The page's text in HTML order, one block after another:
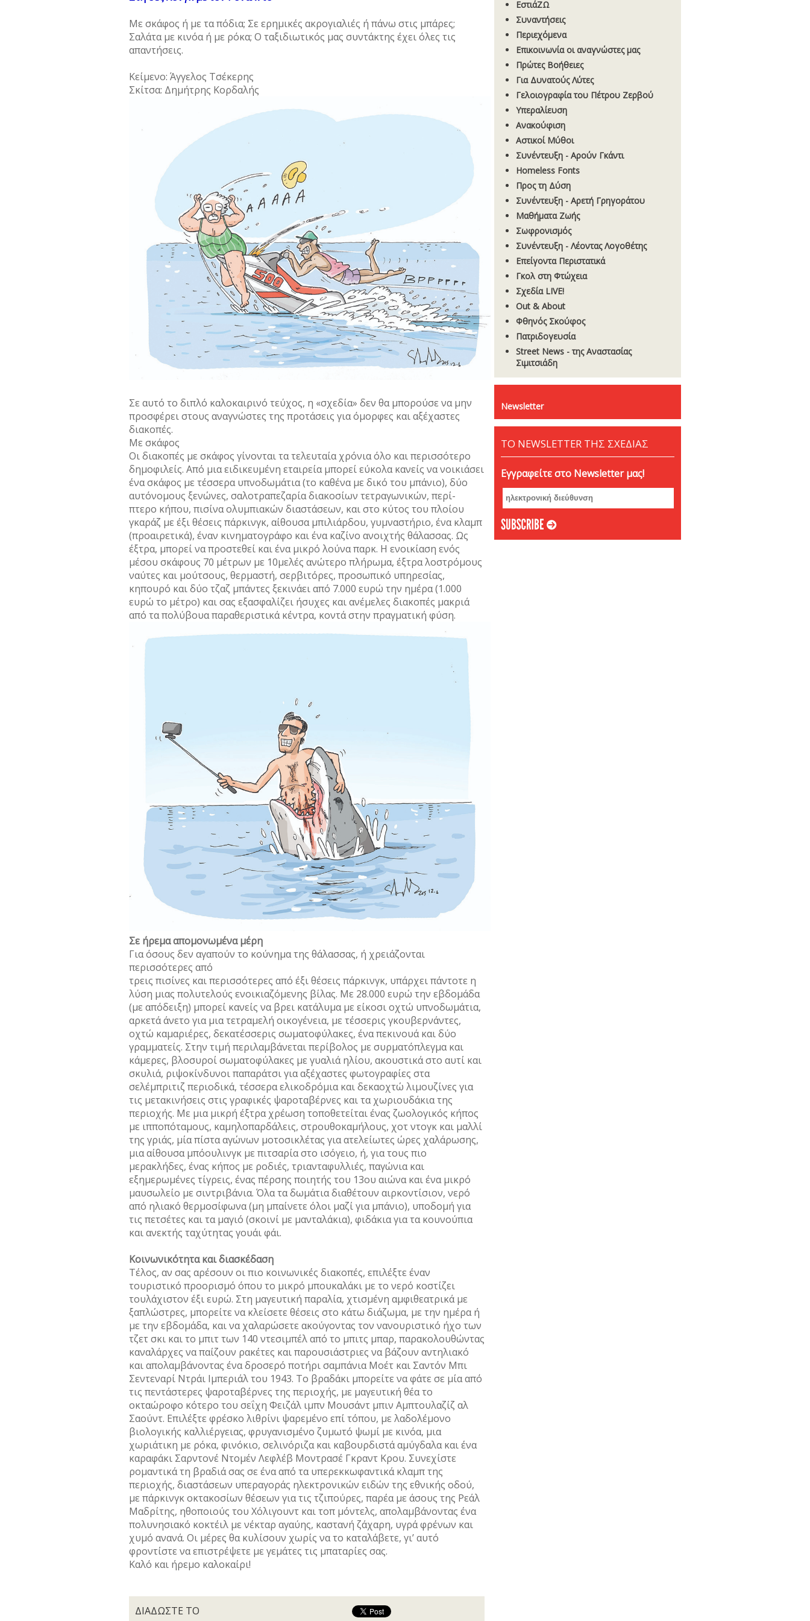
Με σκάφος ή µε τα πόδια; Σε ερηµικές ακρογιαλιές ή πάνω στις µπάρες;
Σαλάτα µε κινόα ή µε ρόκα; Ο ταξιδιωτικός µας συντάκτης έχει όλες τις
απαντήσεις.
Κείμενο: Άγγελος Τσέκερης
Σκίτσα: Δηµήτρης Κορδαλής
Σε αυτό το διπλό καλοκαιρινό τεύχος, η «σχεδία» δεν θα µπορούσε να µην
προσφέρει στους αναγνώστες της προτάσεις για όµορφες και αξέχαστες
διακοπές.
Με σκάφος
Οι διακοπές µε σκάφος γίνονται τα τελευταία χρόνια όλο και περισσότερο
δηµοφιλείς. Από µια ειδικευµένη εταιρεία µπορεί εύκολα κανείς να νοικιάσει
ένα σκάφος µε τέσσερα υπνοδωµάτια (το καθένα µε δικό του µπάνιο), δύο
αυτόνοµους ξενώνες, σαλοτραπεζαρία διακοσίων τετραγωνικών, περί-
πτερο κήπου, πισίνα ολυµπιακών διαστάσεων, και στο κύτος του πλοίου
γκαράζ µε έξι θέσεις πάρκινγκ, αίθουσα µπιλιάρδου, γυµναστήριο, ένα κλαµπ
(προαιρετικά), έναν κινηµατογράφο και ένα καζίνο ανοιχτής θάλασσας. Ως
έξτρα, µπορεί να προστεθεί και ένα µικρό λούνα παρκ. Η ενοικίαση ενός
µέσου σκάφους 70 µέτρων µε 10µελές ανώτερο πλήρωµα, έξτρα λοστρόµους
ναύτες και µούτσους, θερµαστή, σερβιτόρες, προσωπικό υπηρεσίας,
κηπουρό και δύο τζαζ µπάντες ξεκινάει από 7.000 ευρώ την ηµέρα (1.000
ευρώ το µέτρο) και σας εξασφαλίζει ήσυχες και ανέµελες διακοπές µακριά
από τα πολύβουα παραθεριστικά κέντρα, κοντά στην πραγµατική φύση.
Σε ήρεµα αποµονωµένα µέρη
Για όσους δεν αγαπούν το κούνηµα της θάλασσας, ή χρειάζονται
περισσότερες από
τρεις πισίνες και περισσότερες από έξι θέσεις πάρκινγκ, υπάρχει πάντοτε η
λύση µιας πολυτελούς ενοικιαζόµενης βίλας. Με 28.000 ευρώ την εβδοµάδα
(µε απόδειξη) µπορεί κανείς να βρει κατάλυµα µε είκοσι οχτώ υπνοδωµάτια,
αρκετά άνετο για µια τετραµελή οικογένεια, µε τέσσερις γκουβερνάντες,
οχτώ καµαριέρες, δεκατέσσερις σωµατοφύλακες, ένα πεκινουά και δύο
γραµµατείς. Στην τιµή περιλαµβάνεται περίβολος µε συρµατόπλεγµα και
κάµερες, βλοσυροί σωµατοφύλακες µε γυαλιά ηλίου, ακουστικά στο αυτί και
σκυλιά, ριψοκίνδυνοι παπαράτσι για αξέχαστες φωτογραφίες στα
σελέµπριτιζ περιοδικά, τέσσερα ελικοδρόµια και δεκαοχτώ λιµουζίνες για
τις µετακινήσεις στις γραφικές ψαροταβέρνες και τα χωριουδάκια της
περιοχής. Με µια µικρή έξτρα χρέωση τοποθετείται ένας ζωολογικός κήπος
µε ιπποπόταµους, καµηλοπαρδάλεις, στρουθοκαµήλους, χοτ ντογκ και µαλλί
της γριάς, µία πίστα αγώνων µοτοσικλέτας για ατελείωτες ώρες χαλάρωσης,
µια αίθουσα µπόουλινγκ µε πιτσαρία στο ισόγειο, ή, για τους πιο
µερακλήδες, ένας κήπος µε ροδιές, τριανταφυλλιές, παγώνια και
εξηµερωµένες τίγρεις, ένας πέρσης ποιητής του 13ου αιώνα και ένα µικρό
µαυσωλείο µε σιντριβάνια. Όλα τα δωµάτια διαθέτουν αιρκοντίσιον, νερό
από ηλιακό θερµοσίφωνα (µη µπαίνετε όλοι µαζί για µπάνιο), υποδοµή για
τις πετσέτες και τα µαγιό (σκοινί µε µανταλάκια), φιδάκια για τα κουνούπια
και ανεκτής ταχύτητας γουάι φάι.
Κοινωνικότητα και διασκέδαση
Τέλος, αν σας αρέσουν οι πιο κοινωνικές διακοπές, επιλέξτε έναν
τουριστικό προορισµό όπου το µικρό µπουκαλάκι µε το νερό κοστίζει
τουλάχιστον έξι ευρώ. Στη µαγευτική παραλία, χτισµένη αµφιθεατρικά µε
ξαπλώστρες, µπορείτε να κλείσετε θέσεις στο κάτω διάζωµα, µε την ηµέρα ή
µε την εβδοµάδα, και να χαλαρώσετε ακούγοντας τον νανουριστικό ήχο των
τζετ σκι και το µπιτ των 140 ντεσιµπέλ από το µπιτς µπαρ, παρακολουθώντας
καναλάρχες να παίζουν ρακέτες και παρουσιάστριες να βάζουν αντηλιακό
και απολαµβάνοντας ένα δροσερό ποτήρι σαµπάνια Μοέτ και Σαντόν Μπι
Σεντεναρί Ντράι Ιµπεριάλ του 1943. Το βραδάκι µπορείτε να φάτε σε µία από
τις πεντάστερες ψαροταβέρνες της περιοχής, µε µαγευτική θέα το
οκταώροφο κότερο του σεΐχη Φειζάλ ιµπν Μουσάντ µπιν Αµπτουλαζίζ αλ
Σαούντ. Επιλέξτε φρέσκο λιθρίνι ψαρεµένο επί τόπου, µε λαδολέµονο
βιολογικής καλλιέργειας, φρυγανισµένο ζυµωτό ψωµί µε κινόα, µια
χωριάτικη µε ρόκα, φινόκιο, σελινόριζα και καβουρδιστά αµύγδαλα και ένα
καραφάκι Σαρντονέ Ντοµέν Λεφλέβ Μοντρασέ Γκραντ Κρου. Συνεχίστε
ροµαντικά τη βραδιά σας σε ένα από τα υπερεκκωφαντικά κλαµπ της
περιοχής, διαστάσεων υπεραγοράς ηλεκτρονικών ειδών της εθνικής οδού,
µε πάρκινγκ οκτακοσίων θέσεων για τις τζιπούρες, παρέα µε άσους της Ρεάλ
Μαδρίτης, ηθοποιούς του Χόλιγουντ και τοπ µόντελς, απολαµβάνοντας ένα
πολυνησιακό κοκτέιλ µε νέκταρ αγαύης, καστανή ζάχαρη, υγρά φρένων και
χυµό ανανά. Οι µέρες θα κυλίσουν χωρίς να το καταλάβετε, γι’ αυτό
φροντίστε να επιστρέψετε µε γεµάτες τις µπαταρίες σας.
Καλό και ήρεµο καλοκαίρι!
ΔΙΑΔΩΣΤΕ ΤΟ
ΕστιάΖΩ
Συναντήσεις
Περιεχόμενα
Επικοινωνία οι αναγνώστες μας
Πρώτες Βοήθειες
Για Δυνατούς Λύτες
Γελοιογραφία του Πέτρου Ζερβού
Υπεραλίευση
Ανακούφιση
Αστικοί Μύθοι
Συνέντευξη - Αρούν Γκάντι
Homeless Fonts
Προς τη Δύση
Συνέντευξη - Αρετή Γρηγοράτου
Μαθήματα Ζωής
Σωφρονισμός
Συνέντευξη - Λέοντας Λογοθέτης
Επείγοντα Περιστατικά
Γκολ στη Φτώχεια
Σχεδία LIVE!
Out & About
Φθηνός Σκούφος
Πατριδογευσία
Street News - της Αναστασίας
Σιμιτσιάδη
Newsletter
ΤΟ NEWSLETTER ΤΗΣ ΣΧΕΔΙΑΣ
Εγγραφείτε στο Newsletter μας!